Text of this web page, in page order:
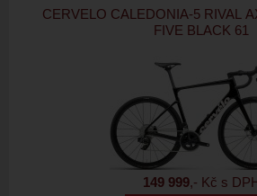
CERVELO CALEDONIA-5 RIVAL
FIVE BLACK 61
149 999,- Kč s